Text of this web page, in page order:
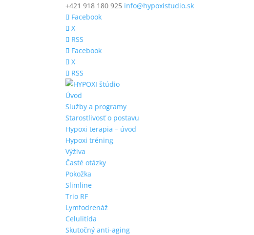
+421 918 180 925 info@hypoxistudio.sk
Facebook
X
RSS
Facebook
X
RSS
Úvod
Služby a programy
Starostlivosť o postavu
Hypoxi terapia – úvod
Hypoxi tréning
Výživa
Časté otázky
Pokožka
Slimline
Trio RF
Lymfodrenáž
Celulitída
Skutočný anti-aging